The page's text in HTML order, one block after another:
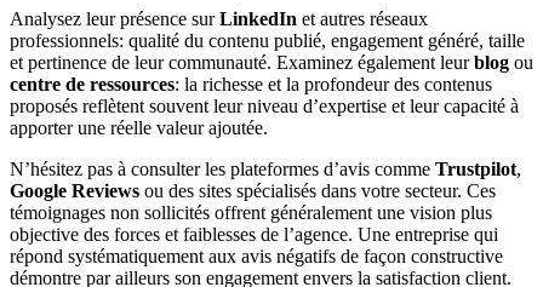
Analysez leur présence surLinkedIn et autres réseaux
professionnels: qualité du contenu publié, engagement généré, taille
et pertinence de leur communauté. Examinez également leurblog ou
centre de ressources: la richesse et la profondeur des contenus
proposés reflètent souvent leur niveau d’expertise et leur capacité à
apporter une réelle valeur ajoutée.
N’hésitez pas à consulter les plateformes d’avis comme Trustpilot,
Google Reviews ou des sites spécialisés dans votre secteur. Ces
témoignages non sollicités offrent généralement une vision plus
objective des forces et faiblesses de l’agence. Une entreprise qui
répond systématiquement aux avis négatifs de façon constructive
démontre par ailleurs son engagement envers la satisfaction client.